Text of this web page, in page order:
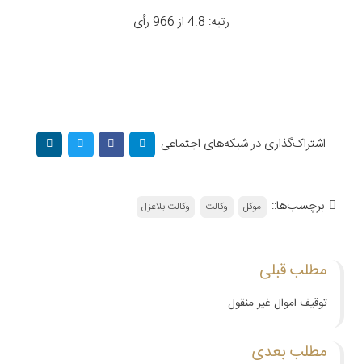
رتبه: 4.8 از 966 رأی
اشتراک‌گذاری در شبکه‌های اجتماعی
برچسب‌ها:: موکل وکالت وکالت بلاعزل
مطلب قبلی
توقیف اموال غیر منقول
مطلب بعدی